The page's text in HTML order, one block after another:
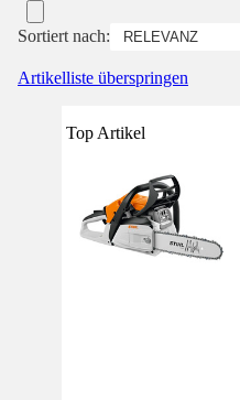
Sortiert nach:
Artikelliste überspringen
Top Artikel